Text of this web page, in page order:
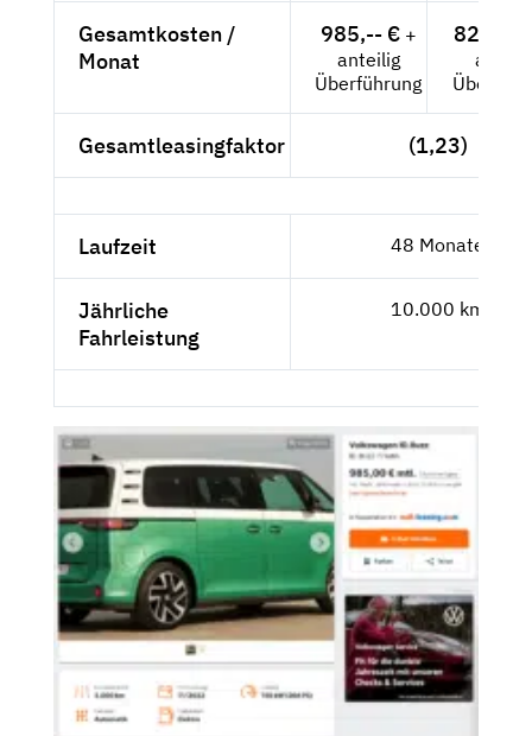
Gesamtkosten /
Monat
985,-- €+
anteilig
Überführung
827,73
Gesamtleasingfaktor (1,23)
Laufzeit 48 Monate
Jährliche
Fahrleistung
10.000 km